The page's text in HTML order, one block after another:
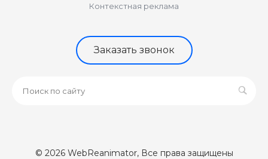
Контекстная реклама
Заказать звонок
© 2026 WebReanimator, Все права защищены